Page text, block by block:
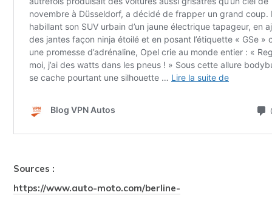
Sources :
https://www.auto-moto.com/berline-